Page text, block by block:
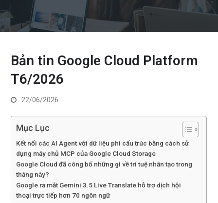
Bản tin Google Cloud Platform
T6/2026
22/06/2026
Mục Lục
Kết nối các AI Agent với dữ liệu phi cấu trúc bằng cách sử
dụng máy chủ MCP của Google Cloud Storage
Google Cloud đã công bố những gì về trí tuệ nhân tạo trong
tháng này?
Google ra mắt Gemini 3.5 Live Translate hỗ trợ dịch hội
thoại trực tiếp hơn 70 ngôn ngữ